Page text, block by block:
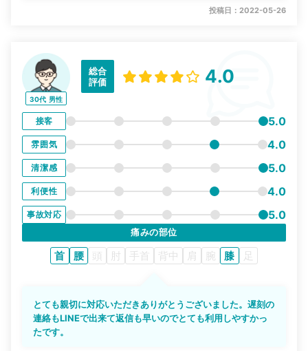
投稿日：2022-05-26
30代 男性
総合
評価
4.0
接客 5.0
雰囲気 4.0
清潔感 5.0
利便性 4.0
事故対応 5.0
痛みの部位
首 腰 頭 肘 手首 背中 肩 腕 膝 足
とても親切に対応いただきありがとうございました。遅刻の
連絡もLINEで出来て返信も早いのでとても利用しやすかっ
たです。